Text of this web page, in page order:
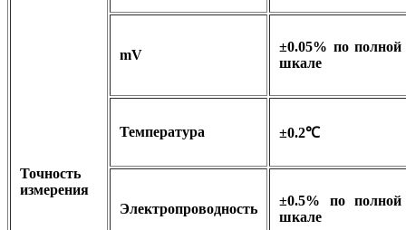
Точность
измерения
mV
±0.05% по полной
шкале
Температура ±0.2℃
Электропроводность
±0.5% по полной
шкале